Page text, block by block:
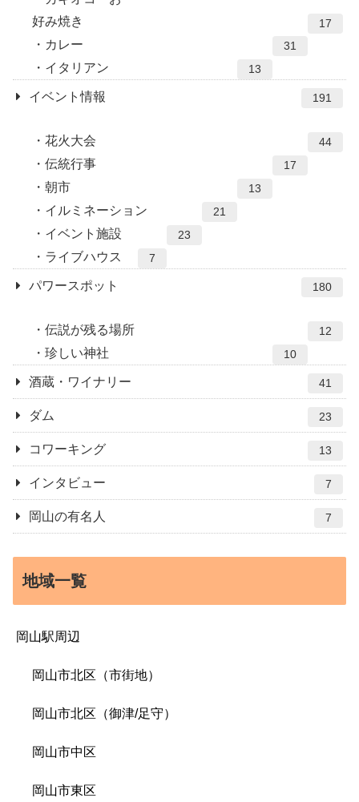
好み焼き
17
カレー 31
イタリアン 13
イベント情報 191
花火大会 44
伝統行事 17
朝市 13
イルミネーション 21
イベント施設 23
ライブハウス 7
パワースポット 180
伝説が残る場所 12
珍しい神社 10
酒蔵・ワイナリー 41
ダム 23
コワーキング 13
インタビュー 7
岡山の有名人 7
地域一覧
岡山駅周辺
岡山市北区（市街地）
岡山市北区（御津/足守）
岡山市中区
岡山市東区